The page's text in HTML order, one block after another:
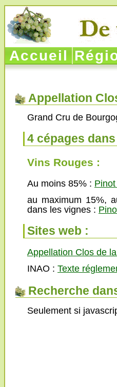
Accueil
Appellation
Grand Cru de
4 cépages
Vins Rouges :
Au moins 85% :
au maximum 15%,
dans les vignes :
Sites web :
Appellation Clos de
INAO : Texte
Recherche
Seulement si